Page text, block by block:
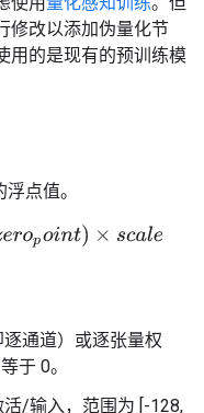
修改以添加伪量化节
用的是现有的预训练模
点值。
opoint)×sca e
通道）或逐张量权
于 0。
/输入，范围为 [-128,